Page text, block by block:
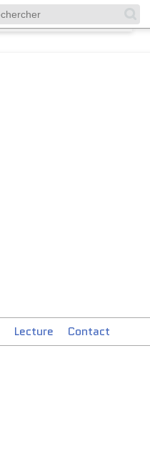
Lecture Contact